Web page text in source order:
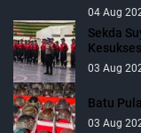
04 Aug
Sekda
03 Aug
Batu
03 Aug